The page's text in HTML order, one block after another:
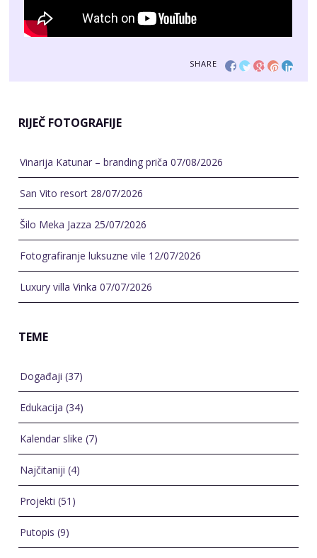
SHARE
RIJEČ FOTOGRAFIJE
Vinarija Katunar – branding priča 07/08/2026
San Vito resort 28/07/2026
Šilo Meka Jazza 25/07/2026
Fotografiranje luksuzne vile 12/07/2026
Luxury villa Vinka 07/07/2026
TEME
Događaji (37)
Edukacija (34)
Kalendar slike (7)
Najčitaniji (4)
Projekti (51)
Putopis (9)